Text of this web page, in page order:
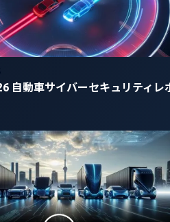
自動車サイバーセキュリティレ
ースでの攻撃チェーン
ームは、ステップ1から5ま